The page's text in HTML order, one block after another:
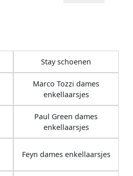
Stay schoenen
Marco Tozzi dames
enkellaarsjes
Paul Green dames
enkellaarsjes
Feyn dames enkellaarsjes